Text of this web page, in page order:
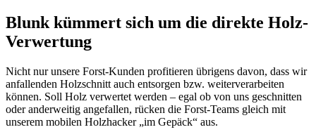
Blunk kümmert sich um die direkte Holz-
Verwertung
Nicht nur unsere Forst-Kunden profitieren übrigens davon, dass wir
anfallenden Holzschnitt auch entsorgen bzw. weiterverarbeiten
können. Soll Holz verwertet werden – egal ob von uns geschnitten
oder anderweitig angefallen, rücken die Forst-Teams gleich mit
unserem mobilen Holzhacker „im Gepäck“ aus.